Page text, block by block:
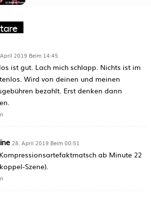
2019 Beim 14:45
ist gut. Lach mich schlapp. Nichts ist im
Wird von deinen und meinen
bezahlt. Erst denken dann
28. April 2019 Beim 00:51
ab Minute 22
Szene).